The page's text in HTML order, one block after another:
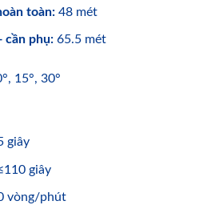
toàn: 48 mét
cần phụ: 65.5 mét
15°, 30°
giây
giây
vòng/phút